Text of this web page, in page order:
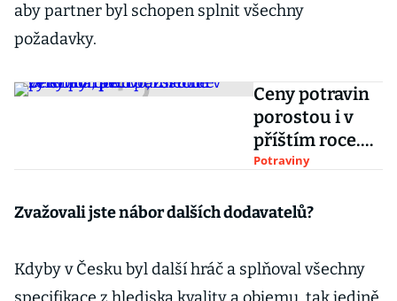
aby partner byl schopen splnit všechny
požadavky.
Ceny potravin
porostou i v
příštím roce.
Dražší bude
pečivo, mléčné
Potraviny
Zvažovali jste nábor dalších dodavatelů?
Kdyby v Česku byl další hráč a splňoval všechny